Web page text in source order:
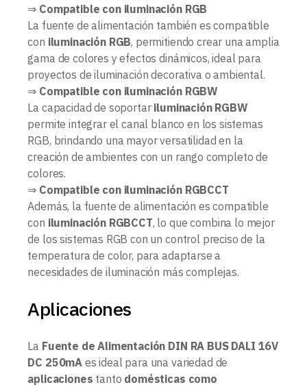
⇒ Compatible con iluminación RGB
La fuente de alimentación también es compatible
con iluminación RGB, permitiendo crear una amplia
gama de colores y efectos dinámicos, ideal para
proyectos de iluminación decorativa o ambiental.
⇒ Compatible con iluminación RGBW
La capacidad de soportar iluminación RGBW
permite integrar el canal blanco en los sistemas
RGB, brindando una mayor versatilidad en la
creación de ambientes con un rango completo de
colores.
⇒ Compatible con iluminación RGBCCT
Además, la fuente de alimentación es compatible
con iluminación RGBCCT, lo que combina lo mejor
de los sistemas RGB con un control preciso de la
temperatura de color, para adaptarse a
necesidades de iluminación más complejas.
Aplicaciones
La Fuente de Alimentación DIN RA BUS DALI 16V
DC 250mA es ideal para una variedad de
aplicaciones tanto domésticas como